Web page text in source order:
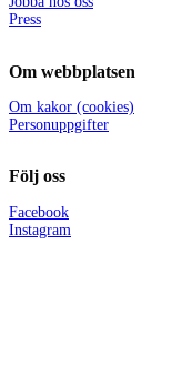
Press
Om webbplatsen
Om kakor (cookies)
Personuppgifter
Följ oss
Facebook
Instagram